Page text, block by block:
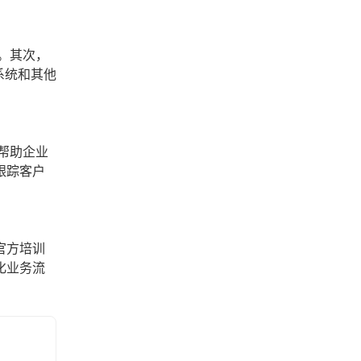
次，
统和其他
助企业
踪客户
方培训
业务流